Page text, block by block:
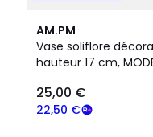
AM.PM
Vase soliflore
hauteur 17 cm,
22,50 €
25,00 €